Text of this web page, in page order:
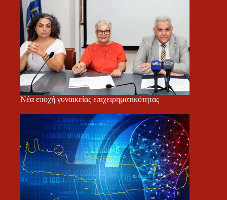
Νέα εποχή γυναικείας επιχειρηματικότητας